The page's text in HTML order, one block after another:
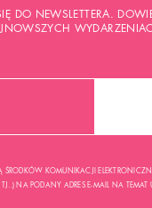
DO NEWSLETTERA.
KOMUNIKACJI
PODANY ADRES E-MAIL NA TEMAT